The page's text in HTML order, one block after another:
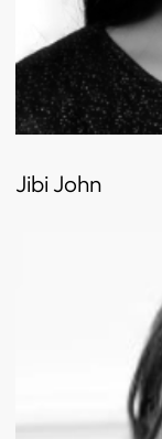
Jibi John